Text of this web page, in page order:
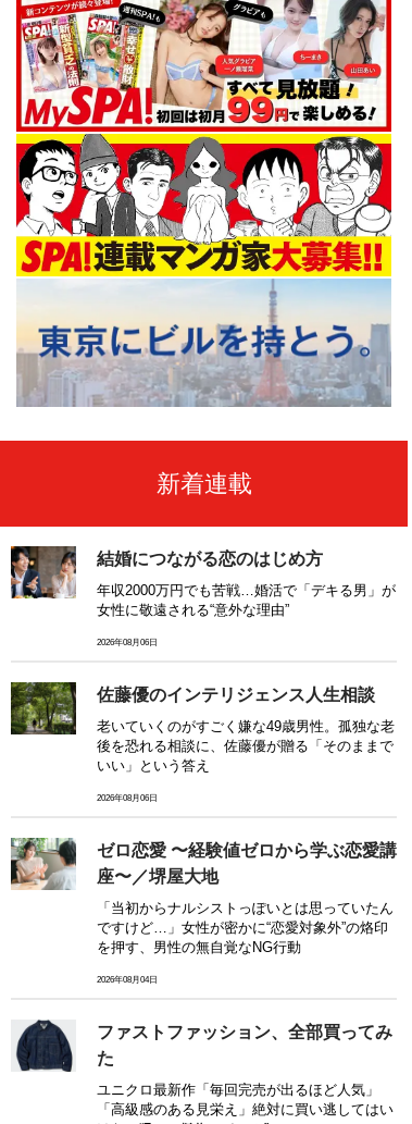
新着連載
結婚につながる恋のはじめ方
年収2000万円でも苦戦…婚活で「デキる男」が
女性に敬遠される“意外な理由”
2026年08月06日
佐藤優のインテリジェンス人生相談
老いていくのがすごく嫌な49歳男性。孤独な老
後を恐れる相談に、佐藤優が贈る「そのままで
いい」という答え
2026年08月06日
ゼロ恋愛 〜経験値ゼロから学ぶ恋愛講
座〜／堺屋大地
「当初からナルシストっぽいとは思っていたん
ですけど…」女性が密かに“恋愛対象外”の烙印
を押す、男性の無自覚なNG行動
2026年08月04日
ファストファッション、全部買ってみ
た
ユニクロ最新作「毎回完売が出るほど人気」
「高級感のある見栄え」絶対に買い逃してはい